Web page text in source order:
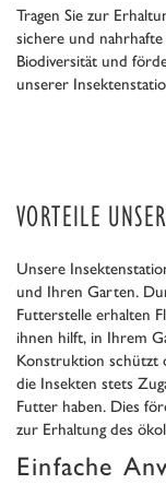
Tragen Sie zur
sichere und
Biodiversität und
unserer
VORTEILE
Unsere
und Ihren Garten.
Futterstelle erhalten
ihnen hilft, in Ihrem
Konstruktion schützt
die Insekten stets
Futter haben. Dies
zur Erhaltung des
Einfache